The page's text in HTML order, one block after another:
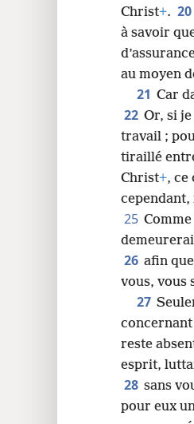
Christ+. 20
à savoir
au moyen
21 Car
22 Or, si
travail ;
tiraillé
Christ+, ce
cependant,
25
26 afin
vous, vous
27
reste
esprit,
28 sans
pour eux